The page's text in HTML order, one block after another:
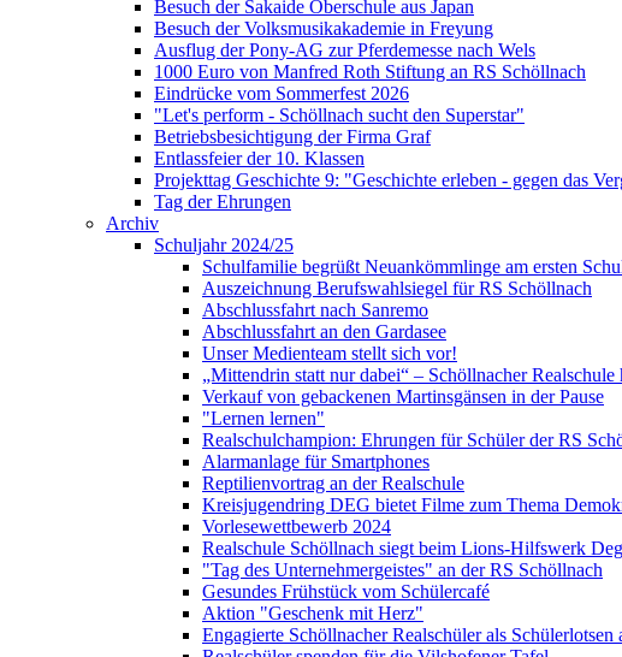
Besuch der Sakaide Oberschule aus Japan
Besuch der Volksmusikakademie in Freyung
Ausflug der Pony-AG zur Pferdemesse nach Wels
1000 Euro von Manfred Roth Stiftung an RS Schöllnach
Eindrücke vom Sommerfest 2026
"Let's perform - Schöllnach sucht den Superstar"
Betriebsbesichtigung der Firma Graf
Entlassfeier der 10. Klassen
Projekttag Geschichte 9: "Geschichte erleben - gegen das
Tag der Ehrungen
Archiv
Schuljahr 2024/25
Schulfamilie begrüßt Neuankömmlinge am ersten
Auszeichnung Berufswahlsiegel für RS Schöllnach
Abschlussfahrt nach Sanremo
Abschlussfahrt an den Gardasee
Unser Medienteam stellt sich vor!
„Mittendrin statt nur dabei“ – Schöllnacher
Verkauf von gebackenen Martinsgänsen in der Pause
"Lernen lernen"
Realschulchampion: Ehrungen für Schüler der RS
Alarmanlage für Smartphones
Reptilienvortrag an der Realschule
Kreisjugendring DEG bietet Filme zum Thema
Vorlesewettbewerb 2024
Realschule Schöllnach siegt beim Lions-Hilfswerk
"Tag des Unternehmergeistes" an der RS Schöllnach
Gesundes Frühstück vom Schülercafé
Aktion "Geschenk mit Herz"
Engagierte Schöllnacher Realschüler als Schülerlotsen